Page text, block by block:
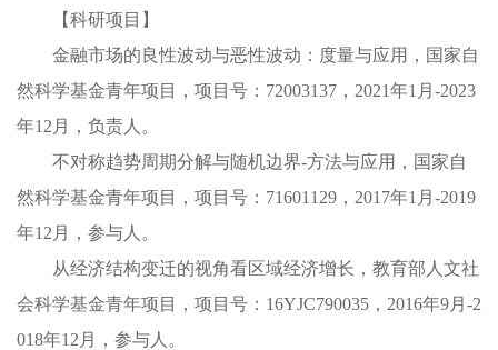
【科研项目】
金融市场的良性波动与恶性波动：度量与应用，国家自
然科学基金青年项目，项目号：72003137，2021年1月-2023
年12月，负责人。
不对称趋势周期分解与随机边界-方法与应用，国家自
然科学基金青年项目，项目号：71601129，2017年1月-2019
年12月，参与人。
从经济结构变迁的视角看区域经济增长，教育部人文社
会科学基金青年项目，项目号：16YJC790035，2016年9月-2
018年12月，参与人。